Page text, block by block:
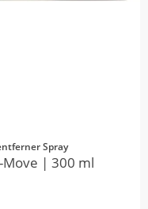
Spray
| 300 ml